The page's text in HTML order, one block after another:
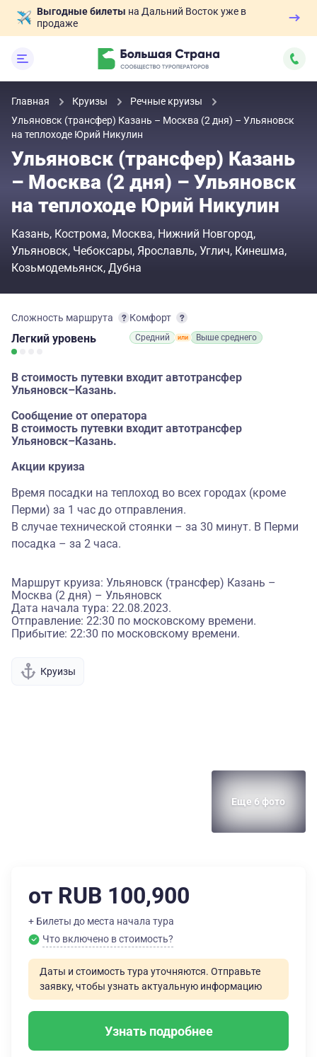
Выгодные билеты на Дальний Восток уже в
продаже
Главная Круизы
Речные круизы
Ульяновск (трансфер) Казань – Москва (2 дня) – Ульяновск
на теплоходе Юрий Никулин
Ульяновск (трансфер) Казань
– Москва (2 дня) – Ульяновск
на теплоходе Юрий Никулин
Казань Кострома Москва Нижний Новгород
Ульяновск Чебоксары Ярославль Углич Кинешма
Козьмодемьянск Дубна
Сложность маршрута
Легкий уровень
Комфорт
Средний Выше среднего
В стоимость путевки входит автотрансфер
Ульяновск–Казань.
Сообщение от оператора
В стоимость путевки входит автотрансфер
Ульяновск–Казань.
Акции круиза
Время посадки на теплоход во всех городах (кроме
Перми) за 1 час до отправления.
В случае технической стоянки – за 30 минут. В Перми
посадка – за 2 часа.
Маршрут круиза: Ульяновск (трансфер) Казань –
Москва (2 дня) – Ульяновск
Дата начала тура: 22.08.2023.
Отправление: 22:30 по московскому времени.
Прибытие: 22:30 по московскому времени.
Круизы
Еще 6 фото
от RUB 100,900
+ Билеты до места начала тура
Что включено в стоимость?
Даты и стоимость тура уточняются. Отправьте
заявку, чтобы узнать актуальную информацию
Узнать подробнее